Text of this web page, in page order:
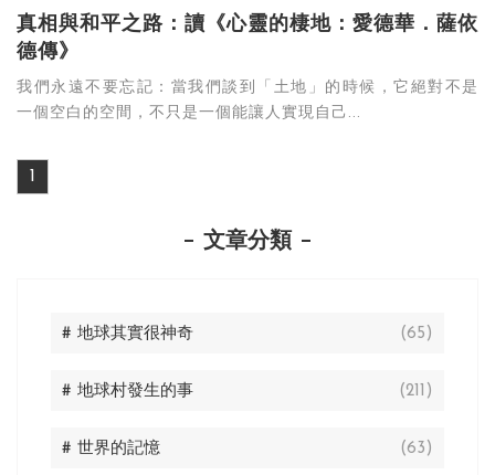
真相與和平之路：讀《心靈的棲地：愛德華．薩依
德傳》
我們永遠不要忘記：當我們談到「土地」的時候，它絕對不是
一個空白的空間，不只是一個能讓人實現自己...
1
文章分類
# 地球其實很神奇 (65)
# 地球村發生的事 (211)
# 世界的記憶 (63)